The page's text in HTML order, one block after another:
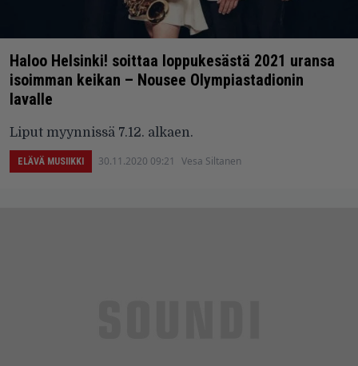
Haloo Helsinki! soittaa loppukesästä 2021 uransa
isoimman keikan – Nousee Olympiastadionin
lavalle
Liput myynnissä 7.12. alkaen.
ELÄVÄ MUSIIKKI 30.11.2020 09:21 Vesa Siltanen